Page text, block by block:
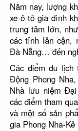
Năm nay, lượng
xe ô tô gia đình
trung tâm lớn,
các tỉnh lân cận,
Đà Nẵng… đến
Các điểm du lịch
Động Phong
Nhà lưu niệm
các điểm tham
và một số sản
gia Phong Nha-Kẻ